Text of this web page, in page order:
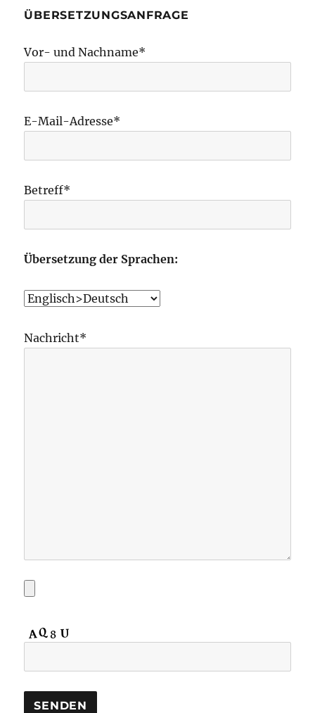
ÜBERSETZUNGSANFRAGE
Vor- und Nachname*
E-Mail-Adresse*
Betreff*
Übersetzung der Sprachen:
Nachricht*